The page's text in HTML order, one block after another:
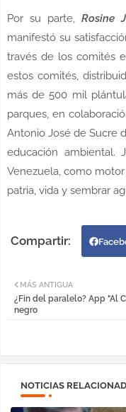
Por su parte, Rosine
manifestó su
través de los comités
estos comités,
más de 500 mil
parques, en
Antonio José de Sucre
educación ambiental.
Venezuela, como
patria, vida y sembrar
MÁS ANTIGUA
¿Fin del paralelo? App "Al
negro
NOTICIAS